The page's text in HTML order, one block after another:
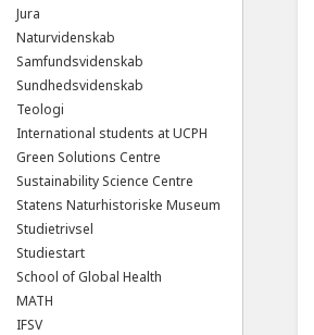
Jura
Naturvidenskab
Samfundsvidenskab
Sundhedsvidenskab
Teologi
International students at UCPH
Green Solutions Centre
Sustainability Science Centre
Statens Naturhistoriske Museum
Studietrivsel
Studiestart
School of Global Health
MATH
IFSV